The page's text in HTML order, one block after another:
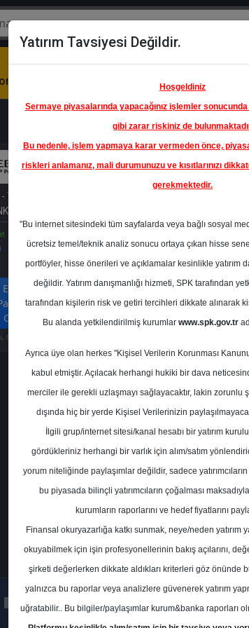
Model
Hisse
Öne
Çıkanlar
Raporlar
- TÜRKİYE İŞ
A.Ş.
%0.00
End.
Get.
0
02 Şubat 2026
Kurum Sayısı
21
Pazartesi, 02 Şubat 2026
TEB Yatırım ISCTR Hedef Fiyat
Yatırım Tavsiyesi Değildir.
Hoşgeldiniz
Sermaye piyasalarında yapacağınız işlemler
gibi zarar riskiniz de
Bu nedenle, işlem yapmaya karar vermeden önce,
riskleri anlamanız, mali durumunuzu ve kısıtlarınızı
gerekmektedir.
"Bu internet sitesindeki tüm sayfalarda veya bağlı sosyal
ücretsiz temel/teknik analiz sonucu ortaya çıkan hisse
portföyler, hisse önerileri ve açıklamalar kesinlikle yatırım
değildir. Yatırım danışmanlığı hizmeti, SPK tarafından
tarafından kişilerin risk ve getiri tercihleri dikkate alınarak
Bu alanda yetkilendirilmiş kurumlar www.spk.gov.tr
Ayrıca üye olan herkes "Kişisel Verilerin Korunması
kabul etmiştir. Açılacak herhangi hukiki bir dava
merciler ile gerekli uzlaşmayı sağlayacaktır, lakin zorunlu
dışında hiç bir yerde Kişisel Verilerinizin
İlgili grup/internet sitesi/kanal hesabı bir yatırım
gördükleriniz herhangi bir varlık için alım/satım
yorum niteliğinde paylaşımlar değildir, sadece
bu piyasada bilinçli yatırımcıların çoğalması
kurumların raporlarını ve hedef fiyatlarını
Finansal okuryazarlığa katkı sunmak, neye/neden yatırım
okuyabilmek için işin profesyonellerinin bakış açılarını,
şirketi değerlerken dikkate aldıkları kriterleri göz önünde
yalnızca bu raporlar veya analizlere güvenerek yatırım
uğratabilir.. Bu bilgiler/paylaşımlar kurum&banka raporları